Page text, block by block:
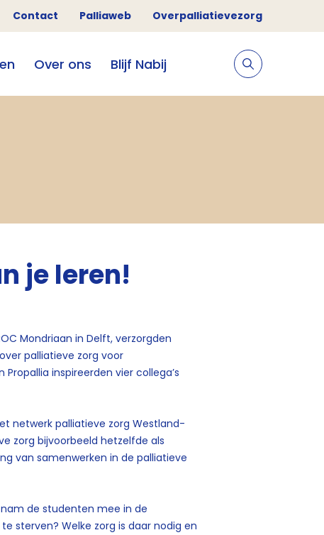
Contact Palliaweb Overpalliatievezorg
Over ons Blijf Nabij
je leren!
Mondriaan in Delft, verzorgden
palliatieve zorg voor
inspireerden vier collega’s
netwerk palliatieve zorg Westland-
zorg bijvoorbeeld hetzelfde als
van samenwerken in de palliatieve
de studenten mee in de
sterven? Welke zorg is daar nodig en